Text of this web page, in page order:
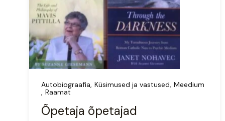
Autobiograafia Küsimused ja vastused Meedium
Raamat
Õpetaja õpetajad